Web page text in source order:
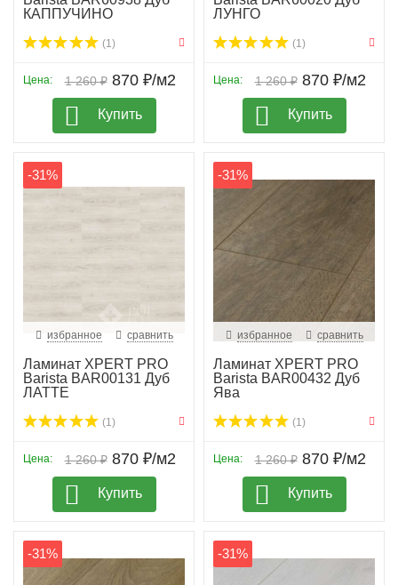
КАППУЧИНО
(1)
1 260 ₽
Цена: 870 ₽/м2
Купить
ЛУНГО
(1)
1 260 ₽
Цена: 870 ₽/м2
Купить
-31%
избранное сравнить
Ламинат XPERT PRO
Barista BAR00131 Дуб
ЛАТТЕ
(1)
1 260 ₽
Цена: 870 ₽/м2
Купить
-31%
избранное сравнить
Ламинат XPERT PRO
Barista BAR00432 Дуб
Ява
(1)
1 260 ₽
Цена: 870 ₽/м2
Купить
-31% -31%